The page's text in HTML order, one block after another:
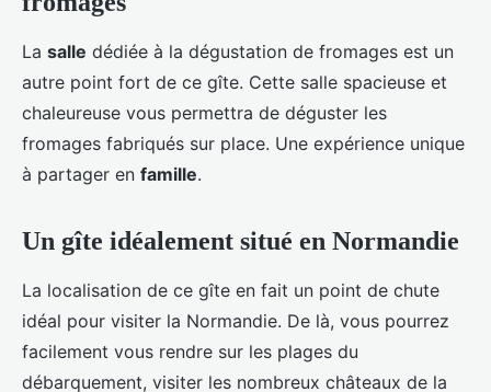
La salle dédiée à la dégustation de fromages est un
autre point fort de ce gîte. Cette salle spacieuse et
chaleureuse vous permettra de déguster les
fromages fabriqués sur place. Une expérience unique
à partager en famille.
Un gîte idéalement situé en Normandie
La localisation de ce gîte en fait un point de chute
idéal pour visiter la Normandie. De là, vous pourrez
facilement vous rendre sur les plages du
débarquement, visiter les nombreux châteaux de la